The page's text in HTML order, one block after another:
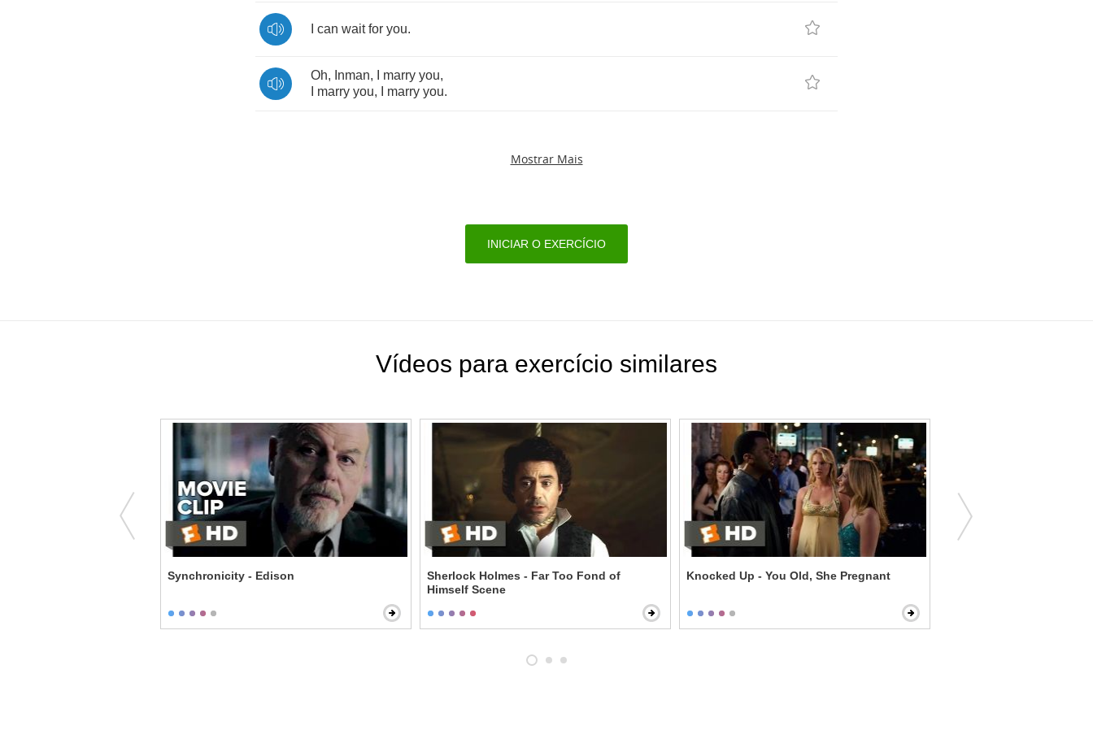
can wait for you.
Oh, Inman, marry you,
marry you, marry you.
Mostrar Mais
INICIAR O EXERCÍCIO
Vídeos para exercício similares
Synchronicity - Edison
Sherlock Holmes - Far Too Fond of
Himself Scene
Knocked Up - You Old, She Pregnant